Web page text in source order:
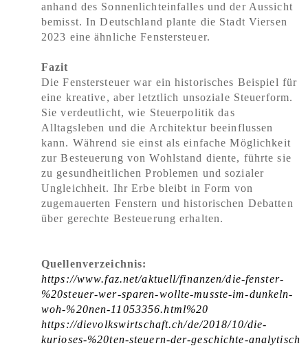
anhand des Sonnenlichteinfalles und der Aussicht
bemisst. In Deutschland plante die Stadt Viersen
2023 eine ähnliche Fenstersteuer.
Fazit
Die Fenstersteuer war ein historisches Beispiel für
eine kreative, aber letztlich unsoziale Steuerform.
Sie verdeutlicht, wie Steuerpolitik das
Alltagsleben und die Architektur beeinflussen
kann. Während sie einst als einfache Möglichkeit
zur Besteuerung von Wohlstand diente, führte sie
zu gesundheitlichen Problemen und sozialer
Ungleichheit. Ihr Erbe bleibt in Form von
zugemauerten Fenstern und historischen Debatten
über gerechte Besteuerung erhalten.
Quellenverzeichnis:
https://www.faz.net/aktuell/finanzen/die-fenster-
%20steuer-wer-sparen-wollte-musste-im-dunkeln-
woh-%20nen-11053356.html%20
https://dievolkswirtschaft.ch/de/2018/10/die-
kurioses-%20ten-steuern-der-geschichte-analytisch